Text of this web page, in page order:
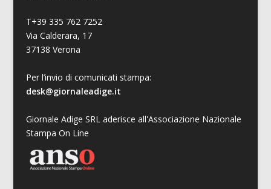
T+39 335 762 7252
Via Calderara, 17
37138 Verona
Per l’invio di comunicati stampa:
desk@giornaleadige.it
Giornale Adige SRL aderisce all'Associazione Nazionale
Stampa On Line